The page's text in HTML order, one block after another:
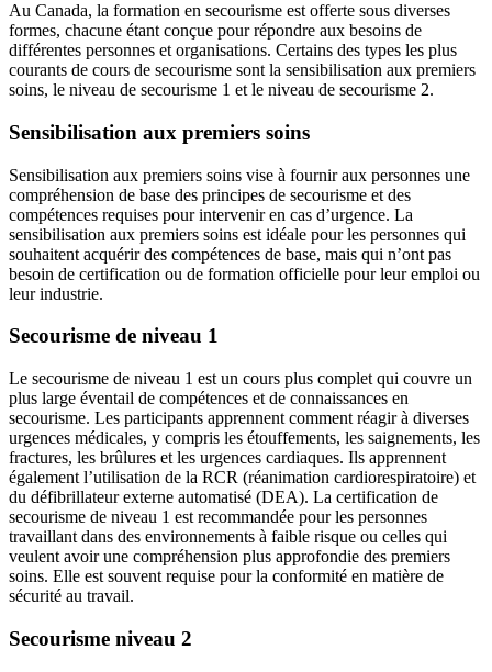
Au Canada, la formation en secourisme est offerte sous diverses
formes, chacune étant conçue pour répondre aux besoins de
différentes personnes et organisations. Certains des types les plus
courants de cours de secourisme sont la sensibilisation aux premiers
soins, le niveau de secourisme 1 et le niveau de secourisme 2.
Sensibilisation aux premiers soins
Sensibilisation aux premiers soins vise à fournir aux personnes une
compréhension de base des principes de secourisme et des
compétences requises pour intervenir en cas d’urgence. La
sensibilisation aux premiers soins est idéale pour les personnes qui
souhaitent acquérir des compétences de base, mais qui n’ont pas
besoin de certification ou de formation officielle pour leur emploi ou
leur industrie.
Secourisme de niveau 1
Le secourisme de niveau 1 est un cours plus complet qui couvre un
plus large éventail de compétences et de connaissances en
secourisme. Les participants apprennent comment réagir à diverses
urgences médicales, y compris les étouffements, les saignements, les
fractures, les brûlures et les urgences cardiaques. Ils apprennent
également l’utilisation de la RCR (réanimation cardiorespiratoire) et
du défibrillateur externe automatisé (DEA). La certification de
secourisme de niveau 1 est recommandée pour les personnes
travaillant dans des environnements à faible risque ou celles qui
veulent avoir une compréhension plus approfondie des premiers
soins. Elle est souvent requise pour la conformité en matière de
sécurité au travail.
Secourisme niveau 2